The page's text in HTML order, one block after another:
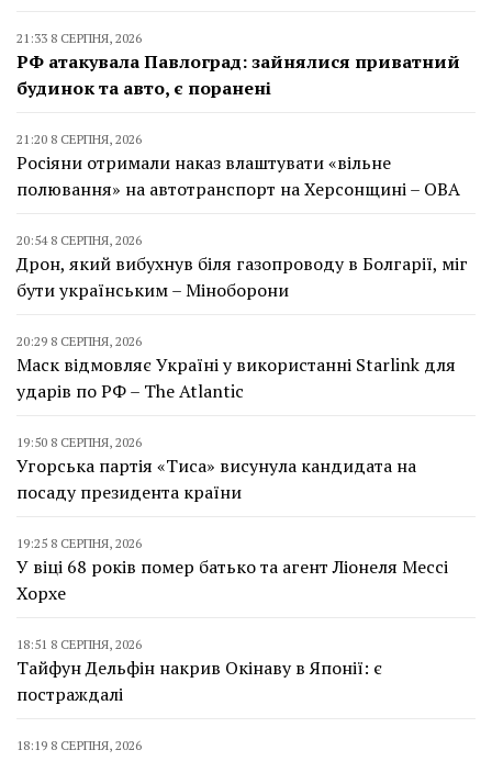
21:33 8 СЕРПНЯ, 2026
РФ атакувала Павлоград: зайнялися приватний
будинок та авто, є поранені
21:20 8 СЕРПНЯ, 2026
Росіяни отримали наказ влаштувати «вільне
полювання» на автотранспорт на Херсонщині – ОВА
20:54 8 СЕРПНЯ, 2026
Дрон, який вибухнув біля газопроводу в Болгарії, міг
бути українським – Міноборони
20:29 8 СЕРПНЯ, 2026
Маск відмовляє Україні у використанні Starlink для
ударів по РФ – The Atlantic
19:50 8 СЕРПНЯ, 2026
Угорська партія «Тиса» висунула кандидата на
посаду президента країни
19:25 8 СЕРПНЯ, 2026
У віці 68 років помер батько та агент Ліонеля Мессі
Хорхе
18:51 8 СЕРПНЯ, 2026
Тайфун Дельфін накрив Окінаву в Японії: є
постраждалі
18:19 8 СЕРПНЯ, 2026